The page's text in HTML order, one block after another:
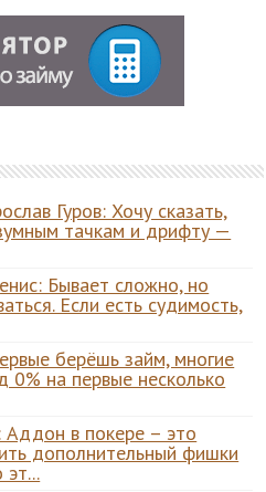
Гуров: Хочу сказать,
тачкам и дрифту —
Бывает сложно, но
Если есть судимость,
берёшь займ, многие
0% на первые несколько
Аддон в покере – это
дополнительный фишки
эт...